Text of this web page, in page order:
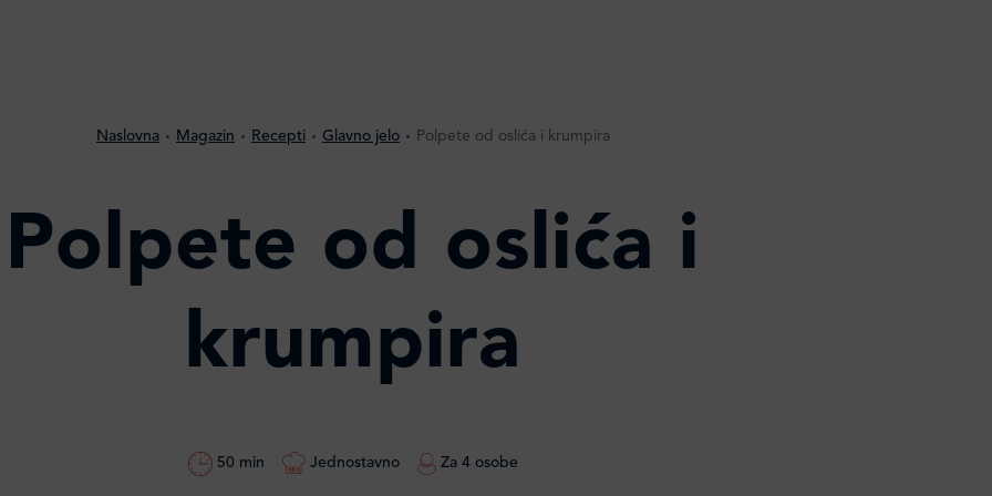
Naslovna Magazin Recepti Glavno jelo Polpete od oslića i krumpira
Polpete od oslića i
krumpira
50 min Jednostavno Za 4 osobe